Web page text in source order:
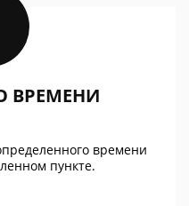
ВРЕМЕНИ
времени
пункте.